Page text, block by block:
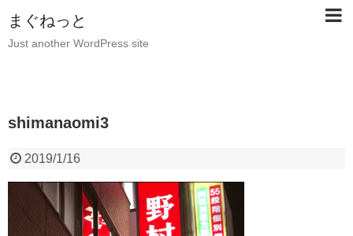
まぐねっと
Just another WordPress site
shimanaomi3
2019/1/16